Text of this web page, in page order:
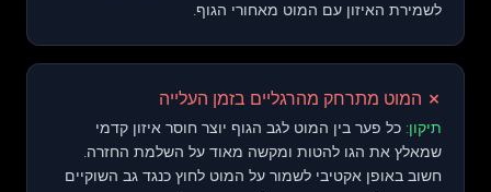
לשמירת האיזון עם המוט מאחורי הגוף.
✗ המוט מתרחק מהרגליים בזמן העלייה
תיקון: כל פער בין המוט לגב הגוף יוצר חוסר איזון קדמי
שמאלץ את הגו להטות ומקשה מאוד על השלמת החזרה.
חשוב באופן אקטיבי לשמור על המוט לחוץ כנגד גב השוקיים